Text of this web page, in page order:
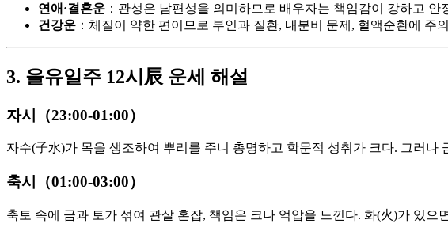
연애·결혼운 ：관성은 남편성을 의미하므로 배우자는 책임감이 강하고
건강운 ：체질이 약한 편이므로 부인과 질환, 내분비 문제, 혈액순환에 주
3. 을유일주 12시辰 운세 해설
자시（23:00-01:00）
자수(子水)가 목을 생조하여 뿌리를 주니 총명하고 학문적 성취가 크다. 그러나
축시（01:00-03:00）
축토 속에 금과 토가 섞여 관살 혼잡, 책임은 크나 억압을 느낀다. 화(火)가 있으